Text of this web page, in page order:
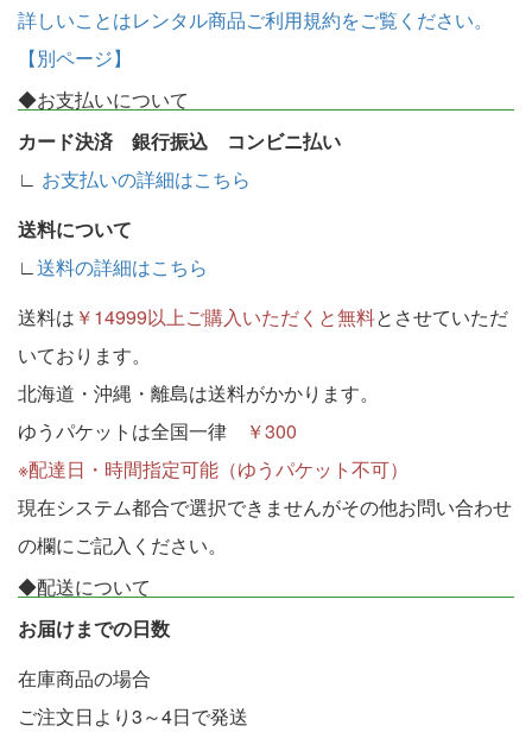
詳しいことはレンタル商品ご利用規約をご覧ください。
【別ページ】
◆お支払いについて
カード決済 銀行振込 コンビニ払い
∟ お支払いの詳細はこちら
送料について
∟送料の詳細はこちら
送料は ￥14999以上ご購入いただくと無料とさせていただ
いております。
北海道・沖縄・離島は送料がかかります。
ゆうパケットは全国一律
￥300
※配達日・時間指定可能（ゆうパケット不可）
現在システム都合で選択できませんがその他お問い合わせ
の欄にご記入ください。
◆配送について
お届けまでの日数
在庫商品の場合
ご注文日より3～4日で発送